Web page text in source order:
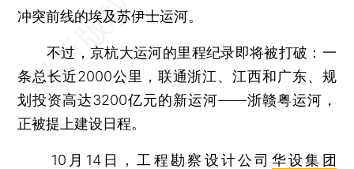
冲突前线的埃及苏伊士运河。
不过，京杭大运河的里程纪录即将被打破：一
条总长近2000公里，联通浙江、江西和广东、规
划投资高达3200亿元的新运河——浙赣粤运河，
正被提上建设日程。
10月14日，工程勘察设计公司 华设集团